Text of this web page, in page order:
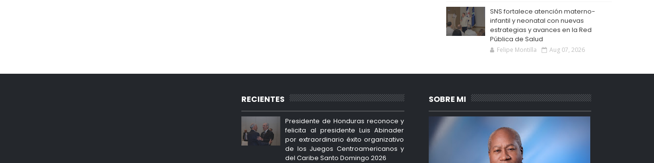
SNS fortalece atención materno-
infantil y neonatal con nuevas
estrategias y avances en la Red
Pública de Salud
Felipe Montilla Aug 07, 2026
RECIENTES
Presidente de Honduras reconoce y
felicita al presidente Luis Abinader
por extraordinario éxito organizativo
de los Juegos Centroamericanos y
del Caribe Santo Domingo 2026
SOBRE MI